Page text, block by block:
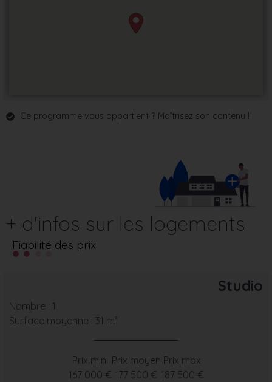
Ce programme vous appartient ? Maîtrisez son contenu !
+ d'infos sur les logements
Fiabilité des prix
Studio
Nombre : 1
Surface moyenne : 31 m²
Prix mini
167 000 €
Prix moyen
177 500 €
Prix max
187 500 €